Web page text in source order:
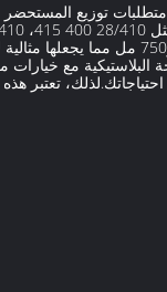
توزيع المستحضر
من 10 مل، 15 مل، 30 مل إلى
تعتبر هذه